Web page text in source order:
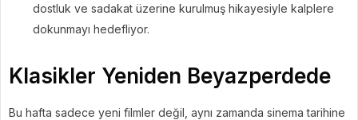
dostluk ve sadakat üzerine kurulmuş hikayesiyle kalplere
dokunmayı hedefliyor.
Klasikler Yeniden Beyazperdede
Bu hafta sadece yeni filmler değil, aynı zamanda sinema tarihine